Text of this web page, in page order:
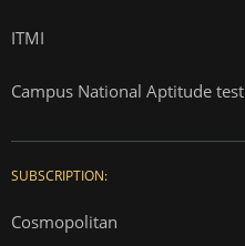
ITMI
Campus National Aptitude test
SUBSCRIPTION:
Cosmopolitan